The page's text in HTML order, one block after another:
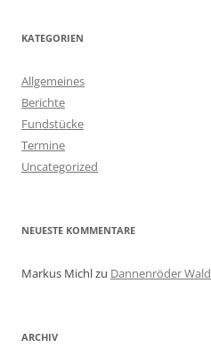
KATEGORIEN
Allgemeines
Berichte
Fundstücke
Termine
Uncategorized
NEUESTE KOMMENTARE
Markus Michlzu Dannenröder Wald
ARCHIV